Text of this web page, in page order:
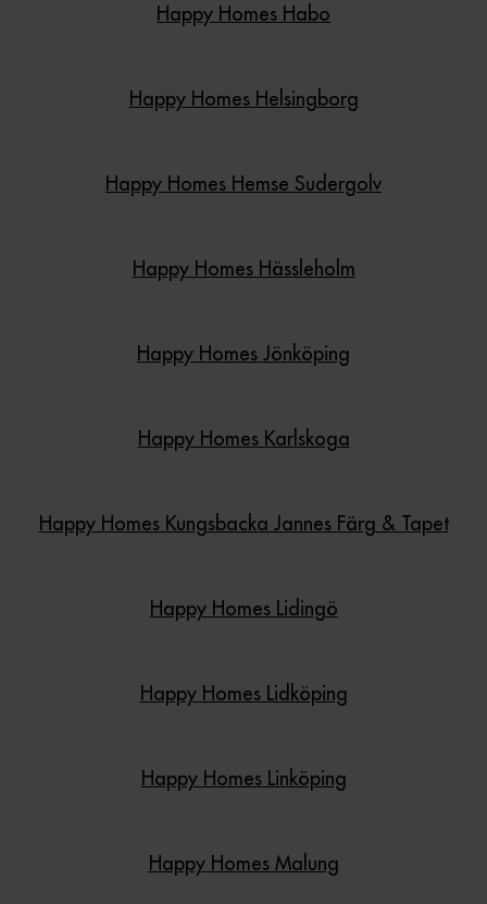
Happy Homes Habo
Happy Homes Helsingborg
Happy Homes Hemse Sudergolv
Happy Homes Hässleholm
Happy Homes Jönköping
Happy Homes Karlskoga
Happy Homes Kungsbacka Jannes Färg & Tapet
Happy Homes Lidingö
Happy Homes Lidköping
Happy Homes Linköping
Happy Homes Malung